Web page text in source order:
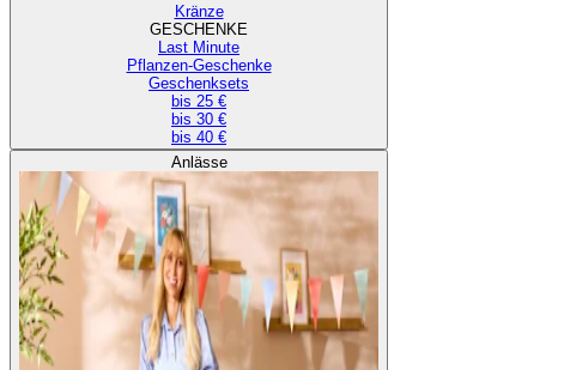
Kränze
GESCHENKE
Last Minute
Pflanzen-Geschenke
Geschenksets
bis 25 €
bis 30 €
bis 40 €
Anlässe